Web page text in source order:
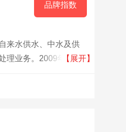
品牌指数
来水供水、中水及供
理业务。2009年,公司
,分布在界首、施秉、
【展开】